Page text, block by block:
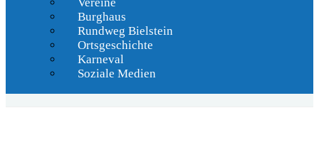
Burghaus
Rundweg Bielstein
Ortsgeschichte
Karneval
Soziale Medien